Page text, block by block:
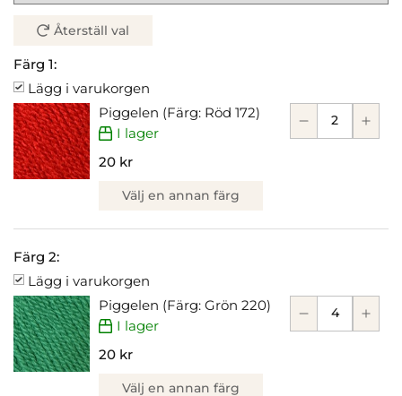
Återställ val
Färg 1:
Lägg i varukorgen
Piggelen (Färg: Röd 172)
I lager
20 kr
Välj en annan färg
Färg 2:
Lägg i varukorgen
Piggelen (Färg: Grön 220)
I lager
20 kr
Välj en annan färg